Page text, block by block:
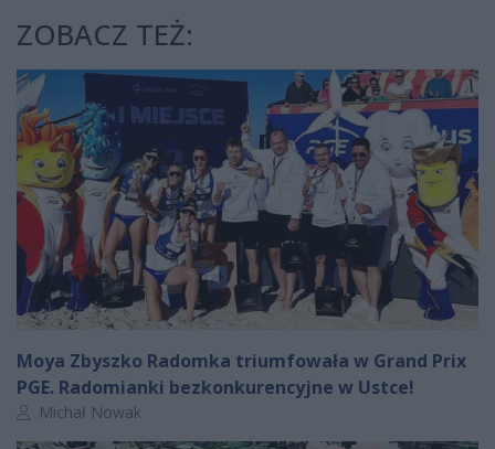
ZOBACZ TEŻ:
Moya Zbyszko Radomka triumfowała w Grand Prix
PGE. Radomianki bezkonkurencyjne w Ustce!
Autor artykułu:
Michał Nowak